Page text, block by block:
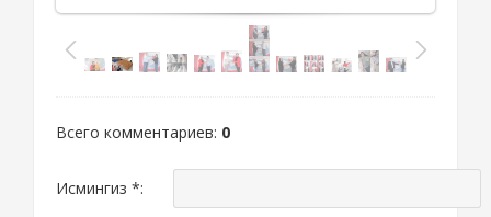
Всего комментариев: 0
Исмингиз *: